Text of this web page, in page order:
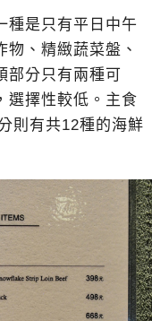
種是只有平日中午
、精緻蔬菜盤、
部分只有兩種可
選擇性較低。主食
則有共12種的海鮮